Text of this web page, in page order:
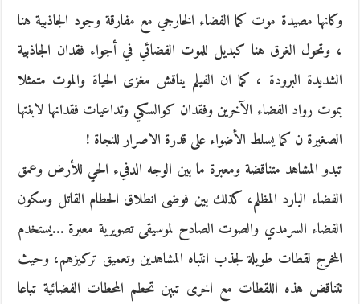
وكانها مصيدة موت كما الفضاء الخارجي مع مفارقة وجود الجاذبية هنا
، وتحول الغرق هنا كبديل للموت الفضائي في أجواء فقدان الجاذبية
الشديدة البرودة ، كما ان الفيلم يناقش مغزى الحياة والموت متمثلا
بموت رواد الفضاء الآخرين وفقدان كوالسكي وتداعيات فقدانها لابنتها
الصغيرة ن كما يسلط الأضواء على قدرة الاصرار للنجاة !
تبدو المشاهد متناقضة ومعبرة ما بين الوجه الدفيء الحي للأرض وعمق
الفضاء البارد المظلم، كذلك بين فوضى انطلاق الحطام القاتل وسكون
الفضاء السرمدي والصوت الصادح لموسيقى تصويرية معبرة …يستخدم
المخرج لقطات طويلة لجذب انتباه المشاهدين وتعميق تركيزهم، وحيث
تتناقض هذه اللقطات مع اخرى تبين تحطم المحطات الفضائية تباعا